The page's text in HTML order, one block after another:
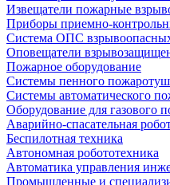
Извещатели пожарные
Приборы приемно-
Система ОПС
Оповещатели
Пожарное оборудование
Системы пенного
Системы автоматического
Оборудование для газового
Аварийно-спасательная
Беспилотная техника
Автономная робототехника
Автоматика управления
Промышленные и